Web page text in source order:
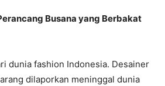
Busana yang Berbakat
dunia fashion Indonesia. Desainer
dilaporkan meninggal dunia